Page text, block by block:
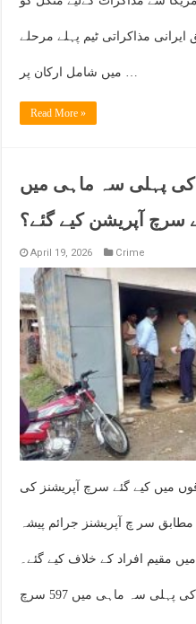
مذاکراتی ٹیم پہلے مرحلے
میں شامل ارکان پر …
Read More »
آباد میں 2026ء کی پہلی سہ ماہی میں
سرچ آپریشن کیے گئے؟
April 19, 2026 Crime
میں کیے گئے سرچ آپریشنز کی
سر چ آپریشنز جرائم پیشہ
مقیم افراد کے خلاف کیے گئے۔